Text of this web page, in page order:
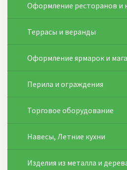
Оформление ресторанов и
Террасы и веранды
Оформление ярмарок и
Перила и ограждения
Торговое оборудование
Навесы, Летние кухни
Изделия из металла и